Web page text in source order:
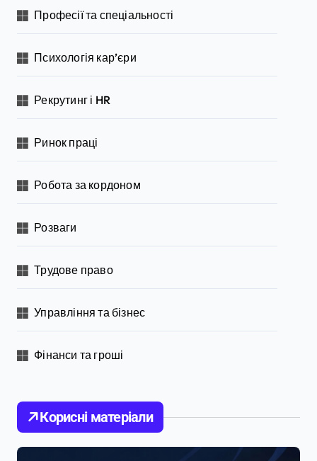
Професії та спеціальності
Психологія кар’єри
Рекрутинг і HR
Ринок праці
Робота за кордоном
Розваги
Трудове право
Управління та бізнес
Фінанси та гроші
Корисні матеріали